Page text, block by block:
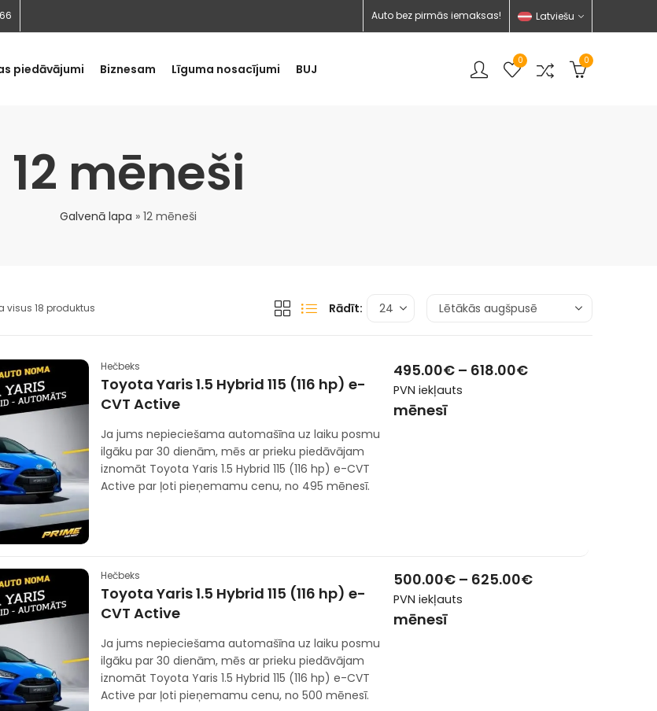
Auto bez pirmās iemaksas! Latviešu
piedāvājumi Biznesam Līguma nosacījumi BUJ
0 0
12 mēneši
Galvenā lapa » 12 mēneši
visus 18 produktus Rādīt:
Hečbeks
Toyota Yaris 1.5 Hybrid 115 (116 hp) e-
CVT Active
Ja jums nepieciešama automašīna uz laiku posmu
ilgāku par 30 dienām, mēs ar prieku piedāvājam
iznomāt Toyota Yaris 1.5 Hybrid 115 (116 hp) e-CVT
Active par ļoti pieņemamu cenu, no 495 mēnesī.
495.00€ – 618.00€
PVN iekļauts
mēnesī
Hečbeks
Toyota Yaris 1.5 Hybrid 115 (116 hp) e-
CVT Active
Ja jums nepieciešama automašīna uz laiku posmu
ilgāku par 30 dienām, mēs ar prieku piedāvājam
iznomāt Toyota Yaris 1.5 Hybrid 115 (116 hp) e-CVT
Active par ļoti pieņemamu cenu, no 500 mēnesī.
500.00€ – 625.00€
PVN iekļauts
mēnesī